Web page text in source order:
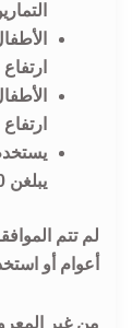
يبلغن 60 عامآ فأكثر غير المصابين بمرض قلبي معروف ولكنهم يعانون من بعض عوامل الخطورة الإضافية.
أعوام أو